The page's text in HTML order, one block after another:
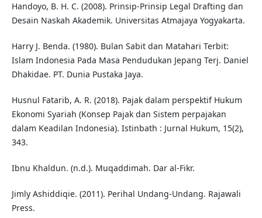
Handoyo, B. H. C. (2008). Prinsip-Prinsip Legal Drafting dan
Desain Naskah Akademik. Universitas Atmajaya Yogyakarta.
Harry J. Benda. (1980). Bulan Sabit dan Matahari Terbit:
Islam Indonesia Pada Masa Pendudukan Jepang Terj. Daniel
Dhakidae. PT. Dunia Pustaka Jaya.
Husnul Fatarib, A. R. (2018). Pajak dalam perspektif Hukum
Ekonomi Syariah (Konsep Pajak dan Sistem perpajakan
dalam Keadilan Indonesia). Istinbath : Jurnal Hukum, 15(2),
343.
Ibnu Khaldun. (n.d.). Muqaddimah. Dar al-Fikr.
Jimly Ashiddiqie. (2011). Perihal Undang-Undang. Rajawali
Press.